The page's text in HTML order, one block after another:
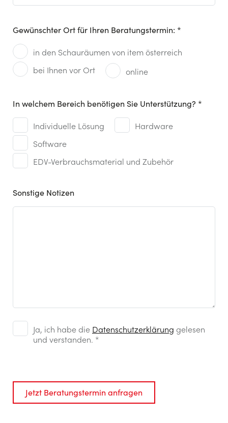
Gewünschter Ort für Ihren Beratungstermin: *
Gewünschter Ort**
in den Schauräumen von item österreich
bei Ihnen vor Ort
online
In welchem Bereich benötigen Sie Unterstützung? *
Leistungen*
Individuelle Lösung
Hardware
Software
EDV-Verbrauchsmaterial und Zubehör
Sonstige Notizen
Notizen
Checkboxen*
Ja, ich habe die Datenschutzerklärung gelesen
und verstanden. *
Jetzt Beratungstermin anfragen